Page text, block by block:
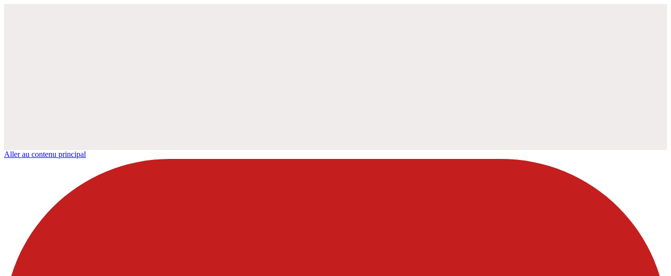
Aller au contenu principal